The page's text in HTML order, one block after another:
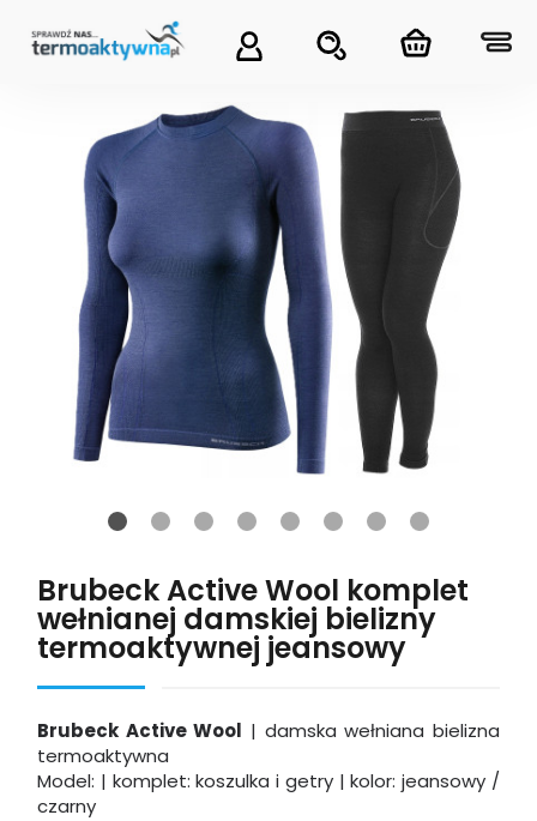
Brubeck Active Wool komplet
wełnianej damskiej bielizny
termoaktywnej jeansowy
Brubeck Active Wool | damska wełniana bielizna
termoaktywna
Model: | komplet: koszulka i getry | kolor: jeansowy /
czarny